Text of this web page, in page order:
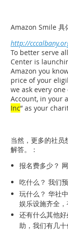
Amazon Smile 具
http://
To better serve
Center is
Amazon you
price of your
we ask every
Account, in your
Inc” as your
当然，更多的社员
解答。：
报名费多少？
吃什么？ 我们
玩什么？ 华社
娱乐设施齐全
还有什么其他
助，我们有几